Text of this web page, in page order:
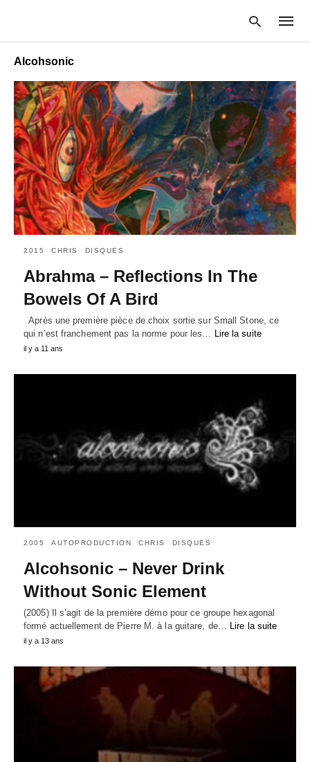
Type
your
search
query
and
hit
enter:
Alcohsonic
2015 CHRIS DISQUES
Abrahma – Reflections In The
Bowels Of A Bird
Après une première pièce de choix sortie sur Small Stone, ce
qui n’est franchement pas la norme pour les… Lire la suite
il y a 11 ans
2005 AUTOPRODUCTION CHRIS DISQUES
Alcohsonic – Never Drink
Without Sonic Element
(2005) Il s’agit de la première démo pour ce groupe hexagonal
formé actuellement de Pierre M. à la guitare, de… Lire la suite
il y a 13 ans